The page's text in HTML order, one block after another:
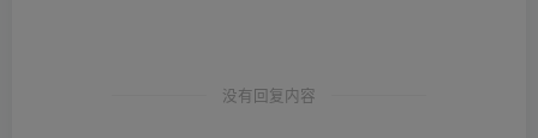
没有回复内容